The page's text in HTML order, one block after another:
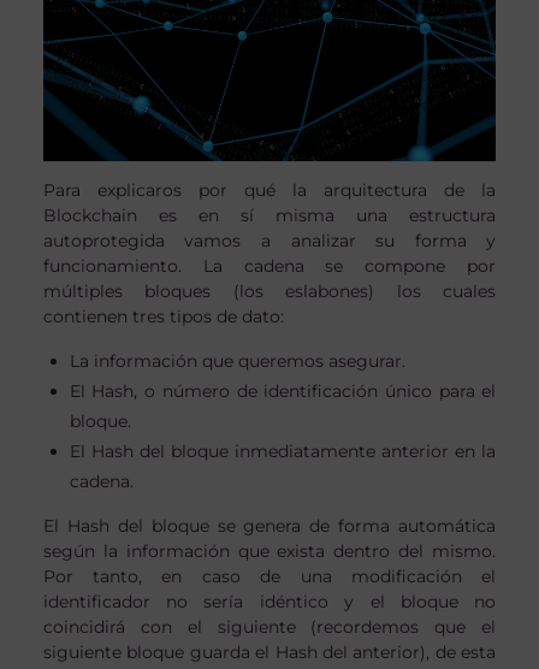
Para explicaros por qué la arquitectura de la
Blockchain es en sí misma una estructura
autoprotegida vamos a analizar su forma y
funcionamiento. La cadena se compone por
múltiples bloques (los eslabones) los cuales
contienen tres tipos de dato:
La información que queremos asegurar.
El Hash, o número de identificación único para el
bloque.
El Hash del bloque inmediatamente anterior en la
cadena.
El Hash del bloque se genera de forma automática
según la información que exista dentro del mismo.
Por tanto, en caso de una modificación el
identificador no sería idéntico y el bloque no
coincidirá con el siguiente (recordemos que el
siguiente bloque guarda el Hash del anterior), de esta